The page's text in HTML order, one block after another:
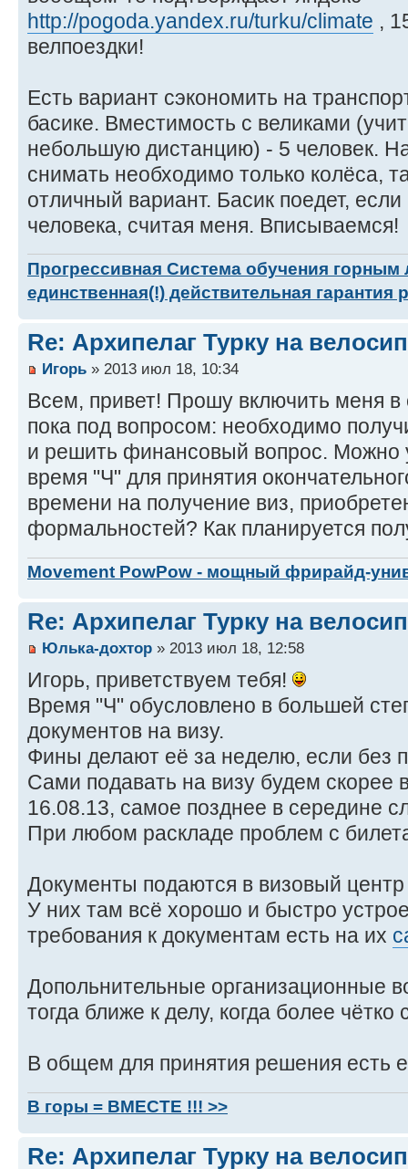
http://pogoda.yandex.ru/turku/climate ,
велпоездки!
Есть вариант сэкономить на
басике. Вместимость с великами
небольшую дистанцию) - 5 человек.
снимать необходимо только колёса,
отличный вариант. Басик поедет,
человека, считая меня. Вписываемся!
Прогрессивная Система обучения
единственная(!) действительная гарантия
Re: Архипелаг Турку на
Игорь » 2013 июл 18, 10:34
Всем, привет! Прошу включить меня в
пока под вопросом: необходимо
и решить финансовый вопрос. Можно
время "Ч" для принятия
времени на получение виз,
формальностей? Как планируется
Movement PowPow - мощный фрирайд-
Re: Архипелаг Турку на
Юлька-дохтор » 2013 июл 18, 12:58
Игорь, приветствуем тебя!
Время "Ч" обусловлено в большей
документов на визу.
Фины делают её за неделю, если без
Сами подавать на визу будем скорее
16.08.13, самое позднее в середине
При любом раскладе проблем с
Документы подаются в визовый
У них там всё хорошо и быстро
требования к документам есть на их
Допольнительные организационные
тогда ближе к делу, когда более
В общем для принятия решения есть
В горы = ВМЕСТЕ !!! >>
Re: Архипелаг Турку на